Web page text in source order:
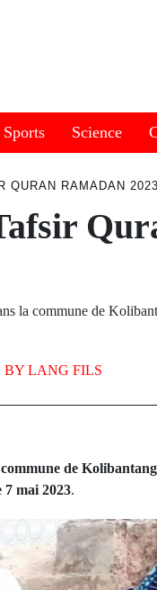
Sports Science
QURAN RAMADAN 2023
la commune de
BY LANG FILS
de
7 mai 2023.